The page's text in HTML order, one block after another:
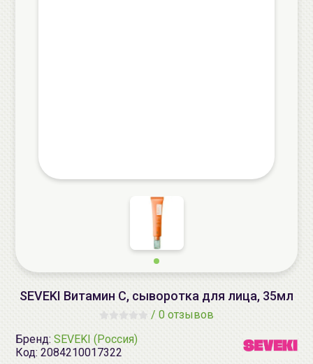
SEVEKI Витамин С, сыворотка для лица, 35мл
/ 0 отзывов
Бренд: SEVEKI (Россия)
Код: 2084210017322